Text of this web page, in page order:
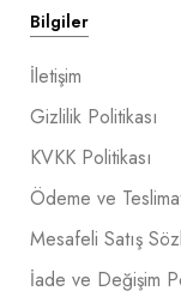
Bilgiler
İletişim
Gizlilik Politikası
KVKK Politikası
Ödeme ve
Mesafeli Satış
İade ve Değişim